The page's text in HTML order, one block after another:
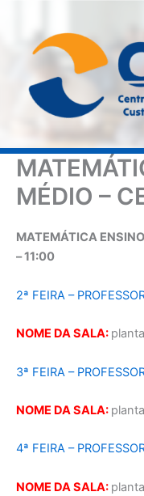
MÉDIO –
MATEMÁTICA
– 11:00
2ª FEIRA –
NOME DA SALA:
3ª FEIRA –
NOME DA SALA:
4ª FEIRA –
NOME DA SALA: